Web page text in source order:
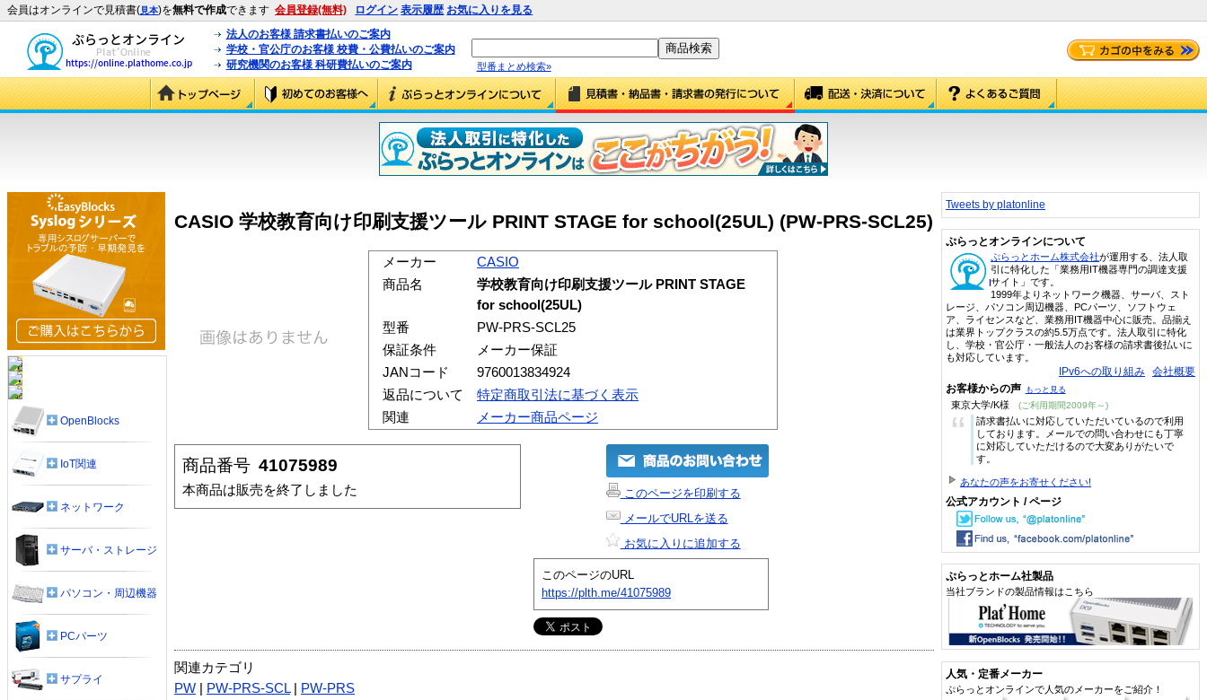
会員はオンラインで見積書(見本)を無料で作成できます 会員登録(無料) ログイン 表示履歴 お気に入りを見る
法人のお客様 請求書払いのご案内
学校・官公庁のお客様 校費・公費払いのご案内
研究機関のお客様 科研費払いのご案内
型番まとめ検索»
CASIO 学校教育向け印刷支援ツール PRINT STAGE for school(25UL) (PW-PRS-SCL25)
メーカー
CASIO
商品名
学校教育向け印刷支援ツール PRINT STAGE
for school(25UL)
型番
PW-PRS-SCL25
保証条件
メーカー保証
JANコード
9760013834924
返品について
特定商取引法に基づく表示
関連
メーカー商品ページ
商品番号 41075989
本商品は販売を終了しました
このページを印刷する
メールでURLを送る
お気に入りに追加する
このページのURL
https://plth.me/41075989
関連カテゴリ
PW
PW-PRS-SCL| PW-PRS
OpenBlocks
IoT関連
ネットワーク
サーバ・ストレージ
パソコン・周辺機器
PCパーツ
サプライ
Tweets by platonline
ぷらっとオンラインについて
ぷらっとホーム株式会社が運用する、法人取
引に特化した「業務用IT機器専門の調達支援
サイト」です。
1999年よりネットワーク機器、サーバ、スト
レージ、パソコン周辺機器、PCパーツ、ソフトウェ
ア、ライセンスなど、業務用IT機器中心に販売。品揃え
は業界トップクラスの約5.5万点です。法人取引に特化
し、学校・官公庁・一般法人のお客様の請求書後払いに
も対応しています。
IPv6への取り組み 会社概要
お客様からの声 もっと見る
東京大学/K様 (ご利用期間2009年～)
“
請求書払いに対応していただいているので利用
しております。メールでの問い合わせにも丁寧
に対応していただけるので大変ありがたいで
す。
あなたの声をお寄せください!
公式アカウント / ページ
ぷらっとホーム社製品
当社ブランドの製品情報はこちら
人気・定番メーカー
ぷらっとオンラインで人気のメーカーをご紹介！